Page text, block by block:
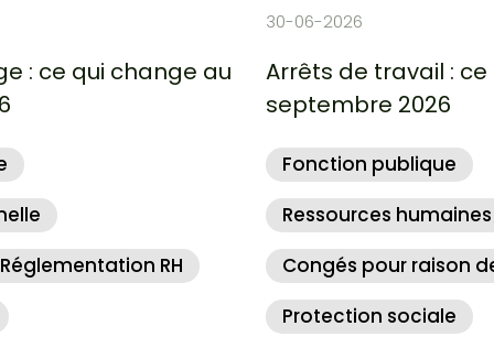
Arrêts de travail : ce qui change au 1er
Ressources humaines
Congés pour raison de santé
Actualité RH